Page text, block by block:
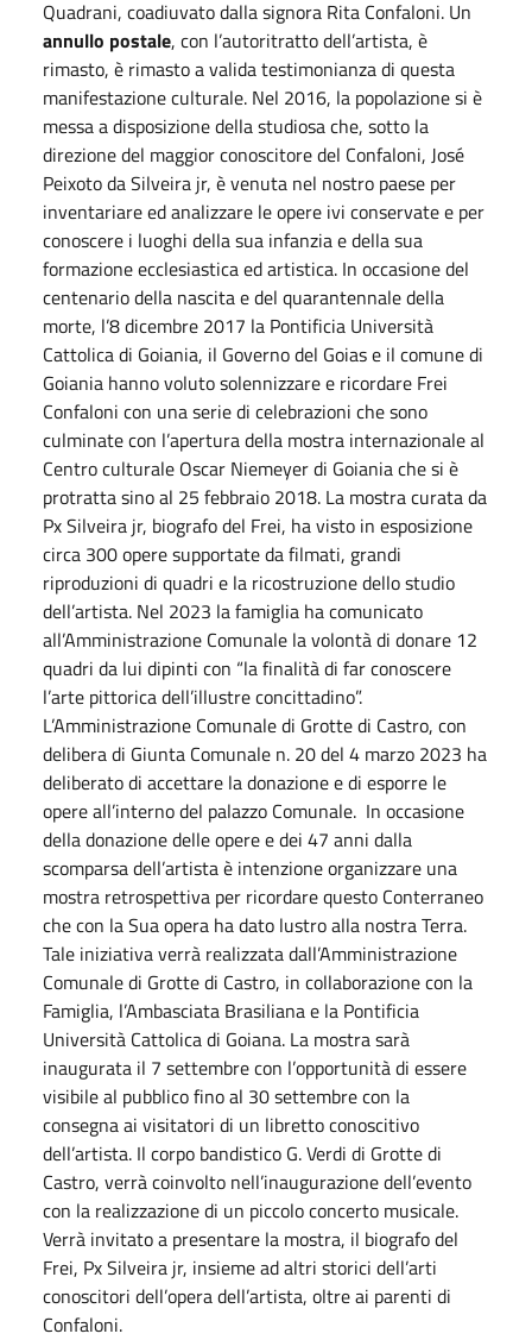
Quadrani, coadiuvato dalla signora Rita Confaloni. Un
annullo postale, con l’autoritratto dell’artista, è
rimasto, è rimasto a valida testimonianza di questa
manifestazione culturale. Nel 2016, la popolazione si è
messa a disposizione della studiosa che, sotto la
direzione del maggior conoscitore del Confaloni, José
Peixoto da Silveira jr, è venuta nel nostro paese per
inventariare ed analizzare le opere ivi conservate e per
conoscere i luoghi della sua infanzia e della sua
formazione ecclesiastica ed artistica. In occasione del
centenario della nascita e del quarantennale della
morte, l’8 dicembre 2017 la Pontificia Università
Cattolica di Goiania, il Governo del Goias e il comune di
Goiania hanno voluto solennizzare e ricordare Frei
Confaloni con una serie di celebrazioni che sono
culminate con l’apertura della mostra internazionale al
Centro culturale Oscar Niemeyer di Goiania che si è
protratta sino al 25 febbraio 2018. La mostra curata da
Px Silveira jr, biografo del Frei, ha visto in esposizione
circa 300 opere supportate da filmati, grandi
riproduzioni di quadri e la ricostruzione dello studio
dell’artista. Nel 2023 la famiglia ha comunicato
all’Amministrazione Comunale la volontà di donare 12
quadri da lui dipinti con “la finalità di far conoscere
l’arte pittorica dell’illustre concittadino”.
L’Amministrazione Comunale di Grotte di Castro, con
delibera di Giunta Comunale n. 20 del 4 marzo 2023 ha
deliberato di accettare la donazione e di esporre le
opere all’interno del palazzo Comunale. In occasione
della donazione delle opere e dei 47 anni dalla
scomparsa dell’artista è intenzione organizzare una
mostra retrospettiva per ricordare questo Conterraneo
che con la Sua opera ha dato lustro alla nostra Terra.
Tale iniziativa verrà realizzata dall’Amministrazione
Comunale di Grotte di Castro, in collaborazione con la
Famiglia, l’Ambasciata Brasiliana e la Pontificia
Università Cattolica di Goiana. La mostra sarà
inaugurata il 7 settembre con l’opportunità di essere
visibile al pubblico fino al 30 settembre con la
consegna ai visitatori di un libretto conoscitivo
dell’artista. Il corpo bandistico G. Verdi di Grotte di
Castro, verrà coinvolto nell’inaugurazione dell’evento
con la realizzazione di un piccolo concerto musicale.
Verrà invitato a presentare la mostra, il biografo del
Frei, Px Silveira jr, insieme ad altri storici dell’arti
conoscitori dell’opera dell’artista, oltre ai parenti di
Confaloni.